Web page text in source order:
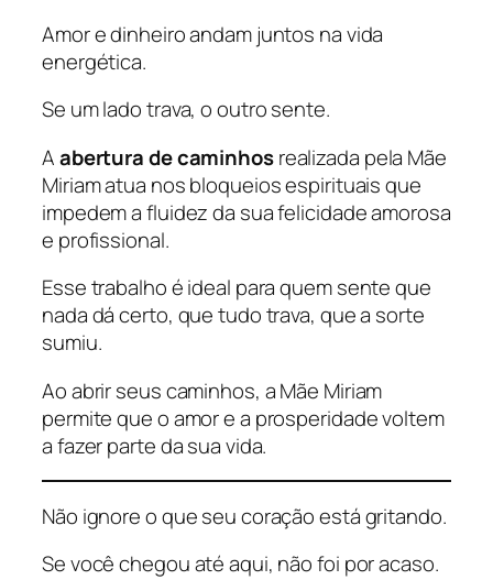
Amor e dinheiro andam juntos na vida
energética.
Se um lado trava, o outro sente.
Aabertura de caminhosrealizada pela Mãe
Miriam atua nos bloqueios espirituais que
impedem a fluidez da sua felicidade amorosa
e profissional.
Esse trabalho é ideal para quem sente que
nada dá certo, que tudo trava, que a sorte
sumiu.
Ao abrir seus caminhos, a Mãe Miriam
permite que o amor e a prosperidade voltem
a fazer parte da sua vida.
Não ignore o que seu coração está gritando.
Se você chegou até aqui, não foi por acaso.